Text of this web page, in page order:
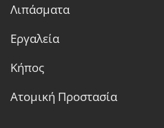
Λιπάσματα
Εργαλεία
Κήπος
Ατομική Προστασία